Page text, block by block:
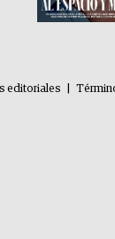
editoriales